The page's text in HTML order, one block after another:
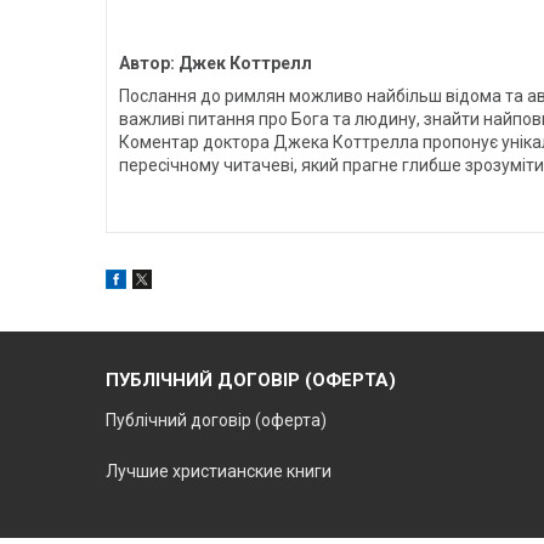
Автор: Джек Коттрелл
Послання до римлян можливо найбільш відома та
важливі питання про Бога та людину, знайти
Коментар доктора Джека Коттрелла пропонує
пересічному читачеві, який прагне глибше
ПУБЛІЧНИЙ ДОГОВІР (ОФЕРТА)
Публічний договір (оферта)
Лучшие христианские книги